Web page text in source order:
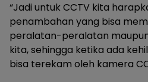
“Jadi untuk CCTV kita
penambahan yang bisa
peralatan-peralatan
kita, sehingga ketika ada
bisa terekam oleh kamera